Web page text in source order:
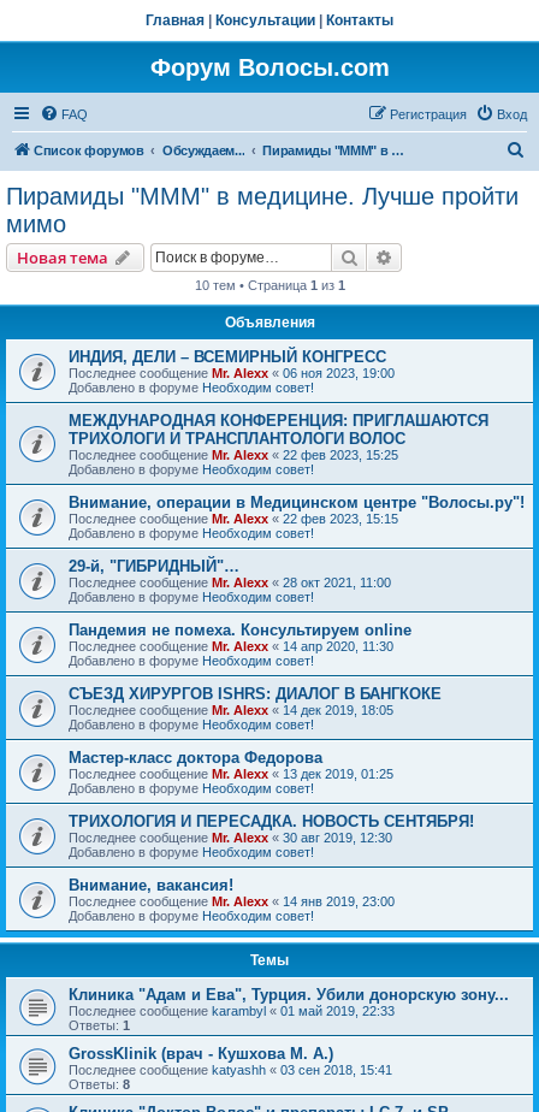
Главная Консультации Контакты
Форум Волосы.com
FAQ Вход
Регистрация
Список форумов Обсуждаем... Пирамиды "МММ" в медицине. Лучше пройти мимо
Пирамиды "МММ" в медицине. Лучше пройти
мимо
Новая тема Поиск
10 тем • Страница 1 из 1
Объявления
ИНДИЯ, ДЕЛИ – ВСЕМИРНЫЙ КОНГРЕСС
Последнее сообщение Mr. Alexx « 06 ноя 2023, 19:00
Добавлено в форуме Необходим совет!
МЕЖДУНАРОДНАЯ КОНФЕРЕНЦИЯ: ПРИГЛАШАЮТСЯ
ТРИХОЛОГИ И ТРАНСПЛАНТОЛОГИ ВОЛОС
Последнее сообщение Mr. Alexx « 22 фев 2023, 15:25
Добавлено в форуме Необходим совет!
Внимание, операции в Медицинском центре "Волосы.ру"!
Последнее сообщение Mr. Alexx « 22 фев 2023, 15:15
Добавлено в форуме Необходим совет!
29-й, "ГИБРИДНЫЙ"…
Последнее сообщение Mr. Alexx « 28 окт 2021, 11:00
Добавлено в форуме Необходим совет!
Пандемия не помеха. Консультируем online
Последнее сообщение Mr. Alexx « 14 апр 2020, 11:30
Добавлено в форуме Необходим совет!
СЪЕЗД ХИРУРГОВ ISHRS: ДИАЛОГ В БАНГКОКЕ
Последнее сообщение Mr. Alexx « 14 дек 2019, 18:05
Добавлено в форуме Необходим совет!
Мастер-класс доктора Федорова
Последнее сообщение Mr. Alexx « 13 дек 2019, 01:25
Добавлено в форуме Необходим совет!
ТРИХОЛОГИЯ И ПЕРЕСАДКА. НОВОСТЬ СЕНТЯБРЯ!
Последнее сообщение Mr. Alexx « 30 авг 2019, 12:30
Добавлено в форуме Необходим совет!
Внимание, вакансия!
Последнее сообщение Mr. Alexx « 14 янв 2019, 23:00
Добавлено в форуме Необходим совет!
Темы
Клиника "Адам и Ева", Турция. Убили донорскую зону...
Последнее сообщение karambyl « 01 май 2019, 22:33
Ответы: 1
GrossKlinik (врач - Кушхова М. А.)
Последнее сообщение katyashh « 03 сен 2018, 15:41
Ответы: 8